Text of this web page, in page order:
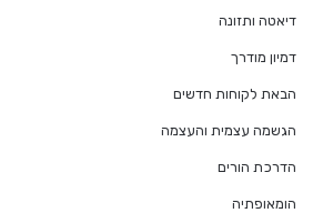
דיאטה ותזונה
דמיון מודרך
הבאת לקוחות חדשים
הגשמה עצמית והעצמה
הדרכת הורים
הומאופתיה